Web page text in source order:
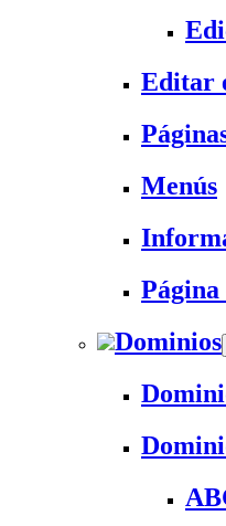
Editar
Menús
Página
Dominios